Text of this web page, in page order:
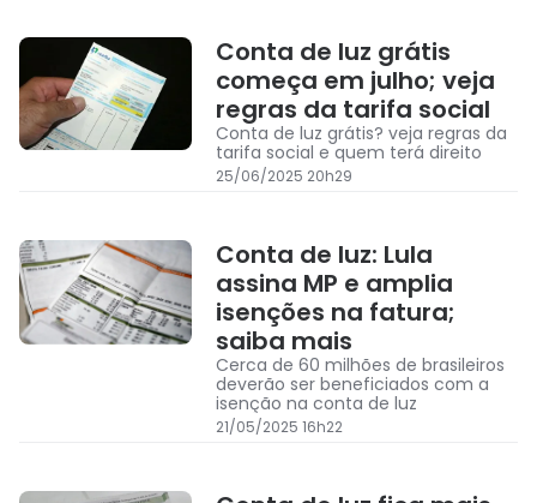
Conta de luz grátis
começa em julho; veja
regras da tarifa social
Conta de luz grátis? veja regras da
tarifa social e quem terá direito
25/06/2025 20h29
Conta de luz: Lula
assina MP e amplia
isenções na fatura;
saiba mais
Cerca de 60 milhões de brasileiros
deverão ser beneficiados com a
isenção na conta de luz
21/05/2025 16h22